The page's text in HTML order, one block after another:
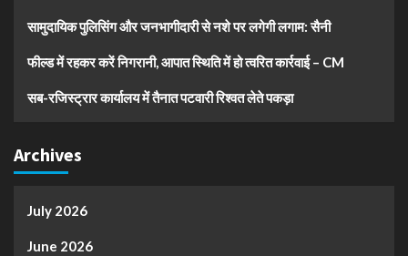
सामुदायिक पुलिसिंग और जनभागीदारी से नशे पर लगेगी लगाम: सैनी
फील्ड में रहकर करें निगरानी, आपात स्थिति में हो त्वरित कार्रवाई – CM
सब-रजिस्ट्रार कार्यालय में तैनात पटवारी रिश्वत लेते पकड़ा
Archives
July 2026
June 2026